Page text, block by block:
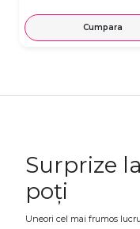
Cumpara
Surprize
poți
Uneori cel mai frumos